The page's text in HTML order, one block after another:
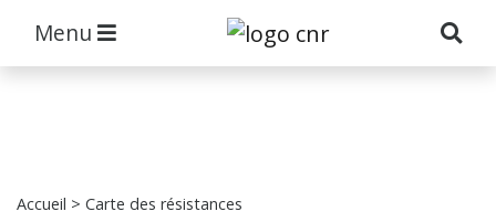
Menu
Accueil > Carte des résistances